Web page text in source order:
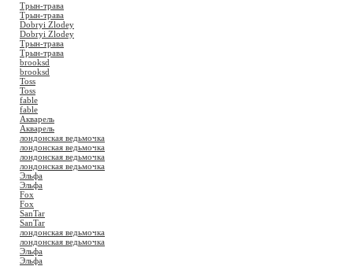
Трын-трава
Трын-трава
Dobryi Zlodey
Dobryi Zlodey
Трын-трава
Трын-трава
brooksd
brooksd
Toss
Toss
fable
fable
Акварель
Акварель
лондонская ведьмочка
лондонская ведьмочка
лондонская ведьмочка
лондонская ведьмочка
Эльфа
Эльфа
Fox
Fox
SanTar
SanTar
лондонская ведьмочка
лондонская ведьмочка
Эльфа
Эльфа